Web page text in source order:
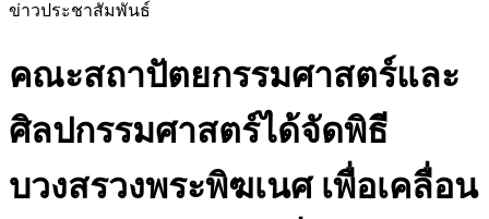
ข่าวประชาสัมพันธ์
คณะสถาปัตยกรรมศาสตร์และ
ศิลปกรรมศาสตร์ได้จัดพิธี
บวงสรวงพระพิฆเนศ เพื่อเคลื่อน